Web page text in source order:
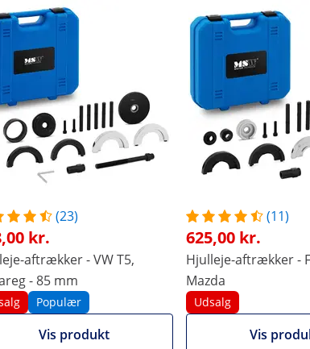
(23)
kr.
aftrækker - VW T5,
- 85 mm
Populær
Vis produkt
(11)
625,00 kr.
Hjulleje-aftrækker -
Mazda
Udsalg
Vis